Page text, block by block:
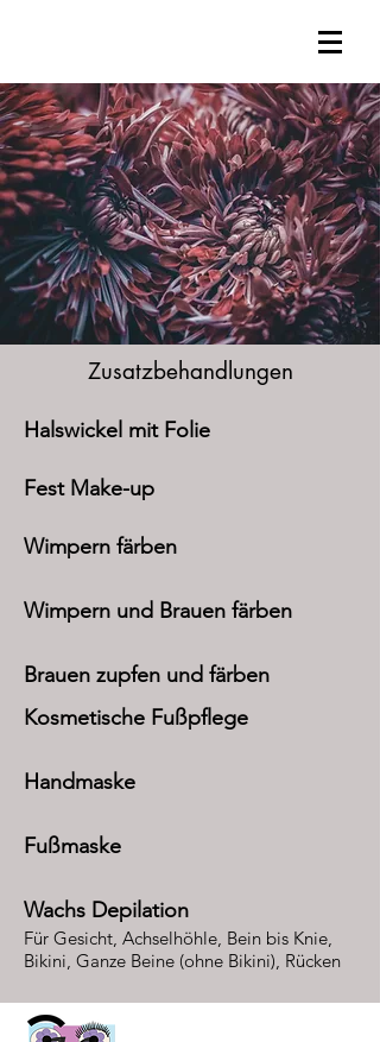
Zusatzbehandlungen
Halswickel mit Folie
Fest Make-up
Wimpern färben
Wimpern und Brauen färben
Brauen zupfen und färben
Kosmetische Fußpflege
Handmaske
Fußmaske
Wachs Depilation
Für Gesicht, Achselhöhle, Bein bis Knie,
Bikini, Ganze Beine (ohne Bikini), Rücken